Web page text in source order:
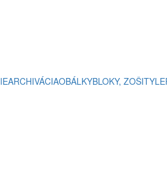
ARCHIVÁCIAOBÁLKYBLOKY, ZOŠITY